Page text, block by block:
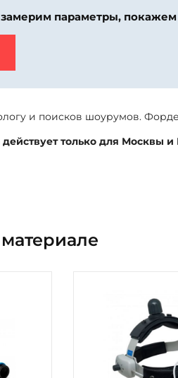
параметры,
и поисков шоурумов.
только для Москвы и